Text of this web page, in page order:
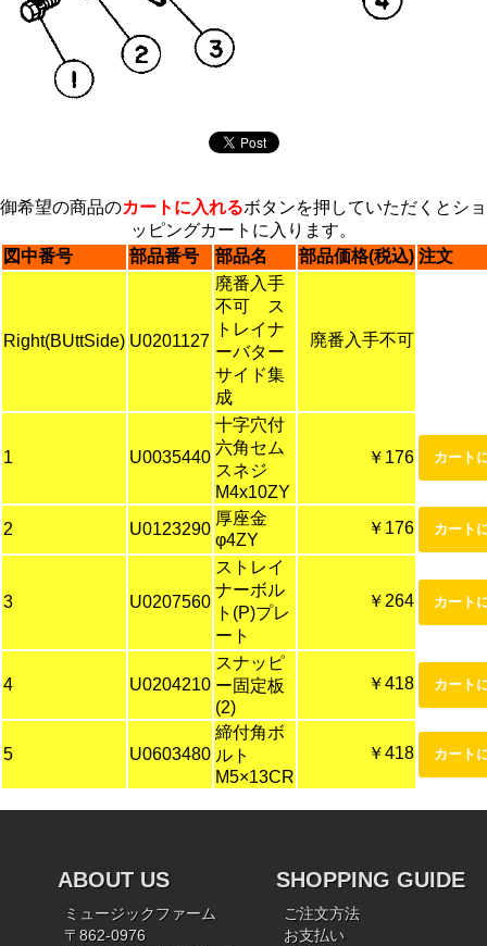
御希望の商品のカートに入れるボタンを押していただくとショ
ッピングカートに入ります。
図中番号
部品番号 部品名 部品価格(税込) 注文
Right(BUttSide) U0201127
廃番入手
不可 ス
トレイナ
ーバター
サイド集
成
廃番入手不可
1 U0035440
十字穴付
六角セム
スネジ
M4x10ZY
￥176
2 U0123290
厚座金
φ4ZY
￥176
3 U0207560
ストレイ
ナーボル
ト(P)プレ
ート
￥264
4 U0204210
スナッピ
ー固定板
(2)
￥418
5 U0603480
締付角ボ
ルト
M5×13CR
￥418
ABOUT US
ミュージックファーム
〒862-0976
SHOPPING GUIDE
ご注文方法
お支払い